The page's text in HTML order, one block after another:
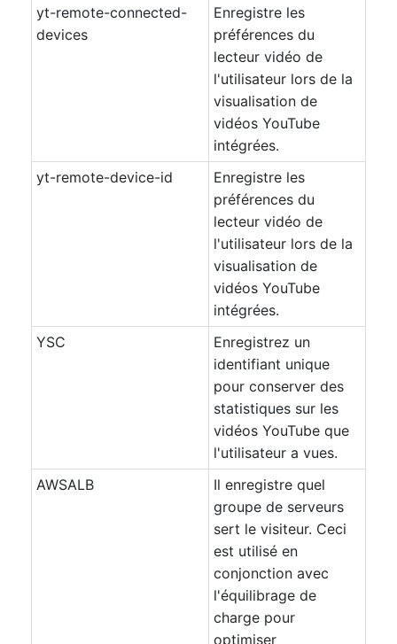
yt-remote-connected-
devices
Enregistre les
préférences du
lecteur vidéo de
l'utilisateur lors de la
visualisation de
vidéos YouTube
intégrées.
yt-remote-device-id
Enregistre les
préférences du
lecteur vidéo de
l'utilisateur lors de la
visualisation de
vidéos YouTube
intégrées.
YSC
Enregistrez un
identifiant unique
pour conserver des
statistiques sur les
vidéos YouTube que
l'utilisateur a vues.
AWSALB
Il enregistre quel
groupe de serveurs
sert le visiteur. Ceci
est utilisé en
conjonction avec
l'équilibrage de
charge pour
optimiser